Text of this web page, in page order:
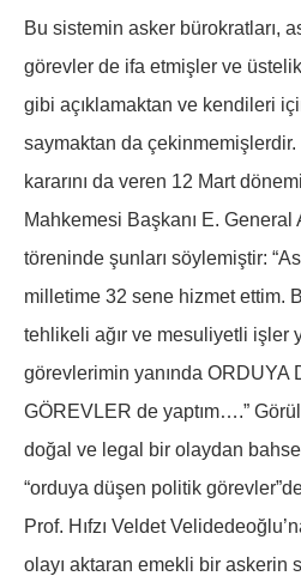
Bu sistemin asker bürokratları,
görevler de ifa etmişler ve
gibi açıklamaktan ve kendileri
saymaktan da
kararını da veren 12 Mart
Mahkemesi Başkanı E. General
töreninde şunları söylemiştir:
milletime 32 sene hizmet ettim.
tehlikeli ağır ve mesuliyetli işler
görevlerimin yanında ORDUYA
GÖREVLER de yaptım….”
doğal ve legal bir olaydan
“orduya düşen politik
Prof. Hıfzı Veldet
olayı aktaran emekli bir askerin